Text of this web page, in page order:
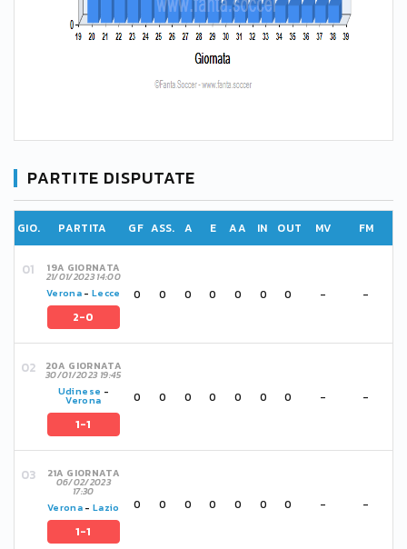
PARTITE DISPUTATE
GIO. PARTITA GF ASS. A E AA IN OUT MV FM
19A GIORNATA
21/01/2023 14:00
Verona -Lecce
2-0
0 0 0 0 0 0 0 - -
20A GIORNATA
30/01/2023 19:45
Udinese -
Verona
1-1
0 0 0 0 0 0 0 - -
21A GIORNATA
06/02/2023
17:30
Verona -Lazio
1-1
0 0 0 0 0 0 0 - -